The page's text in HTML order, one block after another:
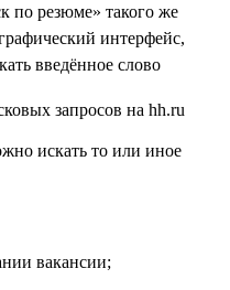
по резюме» такого же
интерфейс,
введённое слово
искать то или иное
вакансии;